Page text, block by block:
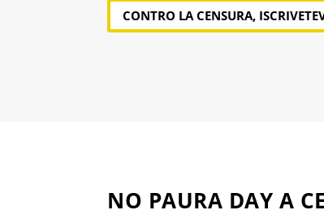
CONTRO LA CENSURA,
NO PAURA DAY A